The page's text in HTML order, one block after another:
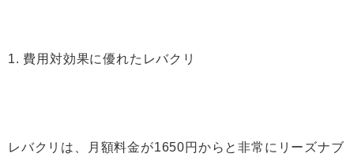
1. 費用対効果に優れたレバクリ
レバクリは、月額料金が1650円からと非常にリーズナブ